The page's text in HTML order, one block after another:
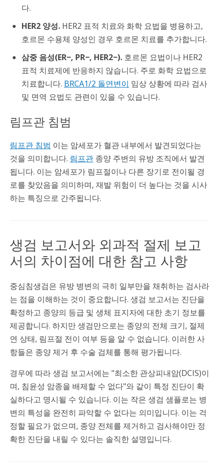
다.
HER2 양성. HER2 표적 치료와 화학 요법을 병용하고,
호르몬 수용체 양성인 경우 호르몬 치료를 추가합니다.
삼중 음성(ER−, PR−, HER2−). 호르몬 요법이나 HER2
표적 치료제에 반응하지 않습니다. 주로 화학 요법으로
치료합니다. BRCA1/2 돌연변이 임상 상황에 따라 검사
및 면역 요법도 관련이 있을 수 있습니다.
림프관 침범
림프관 침범 이는 암세포가 혈관 내부에서 발견되었다는
것을 의미합니다. 림프관 종양 주변의 유방 조직에서 발견
됩니다. 이는 암세포가 림프절이나 다른 장기로 전이될 경
로를 찾았음을 의미하며, 재발 위험이 더 높다는 것을 시사
하는 특징으로 간주됩니다.
생검 보고서와 외과적 절제 보고
서의 차이점에 대한 참고 사항
중심침생검은 유방 병변의 극히 일부만을 채취하는 검사라
는 점을 이해하는 것이 중요합니다. 생검 보고서는 진단을
확정하고 종양의 등급 및 생체 표지자에 대한 초기 정보를
제공합니다. 하지만 생검만으로는 종양의 전체 크기, 절제
연 상태, 림프절 전이 여부 등을 알 수 없습니다. 이러한 사
항들은 종양 제거 후 수술 검체를 통해 평가됩니다.
경우에 따라 생검 보고서에는 "최소한 관상피내암(DCIS)이
며, 침윤성 암종을 배제할 수 없다"와 같이 특정 진단이 확
실하다고 명시될 수 있습니다. 이는 작은 생검 샘플로는 병
변의 특성을 완전히 파악할 수 없다는 의미입니다. 이는 걱
정할 필요가 없으며, 종양 전체를 제거하고 검사해야만 정
확한 진단을 내릴 수 있다는 솔직한 설명입니다.